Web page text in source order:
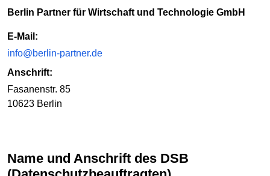
Berlin Partner für Wirtschaft und Technologie GmbH
E-Mail:
info@berlin-partner.de
Anschrift:
Fasanenstr. 85
10623 Berlin
Name und Anschrift des DSB